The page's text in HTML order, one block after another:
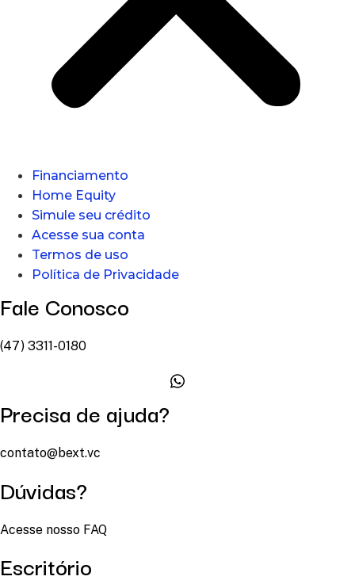
Financiamento
Home Equity
Simule seu crédito
Acesse sua conta
Termos de uso
Política de Privacidade
Fale Conosco
(47) 3311-0180
Precisa de ajuda?
contato@bext.vc
Dúvidas?
Acesse nosso FAQ
Escritório